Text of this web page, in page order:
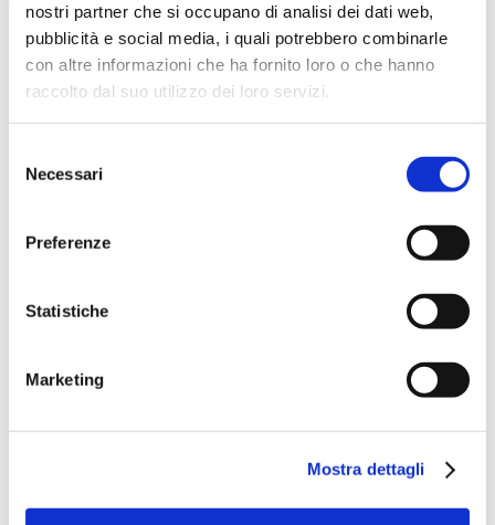
nostri partner che si occupano di analisi dei dati web,
pubblicità e social media, i quali potrebbero combinarle
con altre informazioni che ha fornito loro o che hanno
raccolto dal suo utilizzo dei loro servizi.
delNecessari
Preferenze
Statistiche
Marketing
Mostra dettagli
language
Italiano (Italia)
English (United States)
Pubblicato su mercoledì 23 novembre 2022
VITRUM 2023
TAKE YOUR GLASS BUSINESS TO
NEXT LEVEL
Vitrum 2023 riunisce a Milano il meglio dell’industria del vetro
mondiale.
del vetro piano e cavo, del vetro e dei prodotti trasformati èdal 5 al
In uno dei poli fieristici italiani ed europei più